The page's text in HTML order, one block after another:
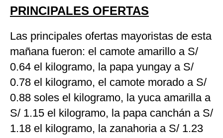
PRINCIPALES OFERTAS
Las principales ofertas mayoristas de esta
mañana fueron: el camote amarillo a S/
0.64 el kilogramo, la papa yungay a S/
0.78 el kilogramo, el camote morado a S/
0.88 soles el kilogramo, la yuca amarilla a
S/ 1.15 el kilogramo, la papa canchán a S/
1.18 el kilogramo, la zanahoria a S/ 1.23